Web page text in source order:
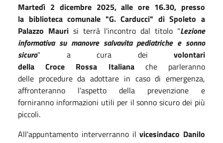
Martedì 2 dicembre 2025, alleore 16.30, presso
la biblioteca comunale "G. Carducci" di Spoleto a
Palazzo Mauri​ si terrà l'incontro dal titolo "Lezione
informativa su manovre salvavita pediatriche e sonno
sicuro" a cura dei
volontari
della Croce Rossa Italiana
che parleranno
delle procedure da adottare in caso di emergenza,
affronteranno l’aspetto della prevenzione e
forniranno informazioni utili per il sonno sicuro dei più
piccoli.
All'appuntamento interverranno ilvicesindaco Danilo